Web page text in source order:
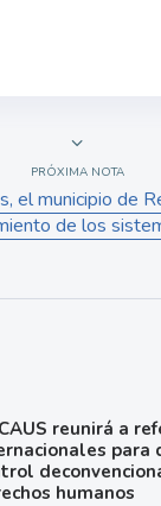
PRÓXIMA NOTA
el municipio de
de los
reunirá a
para
humanos